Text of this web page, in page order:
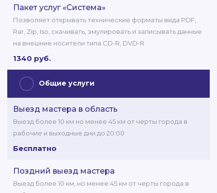
Пакет услуг «Система»
Позволяет открывать технические форматы вида PDF,
Rar, Zip, Iso, скачивать, эмулировать и записывать данные
на внешние носители типа СD-R, DVD-R
1340 руб.
Общие услуги
Выезд мастера в область
Выезд более 10 км но менее 45 км от черты города в
рабочие и выходные дни до 20:00
Бесплатно
Поздний выезд мастера
Выезд более 10 км, но менее 45 км от черты города в